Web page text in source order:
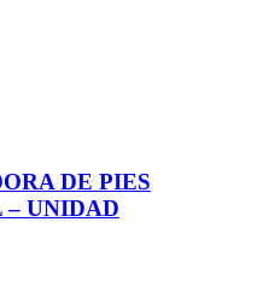
DE PIES
– UNIDAD